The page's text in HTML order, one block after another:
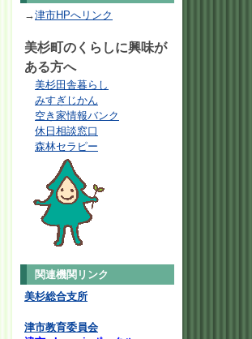
→津市HPへリンク
美杉町のくらしに興味が
ある方へ
美杉田舎暮らし
みすぎじかん
空き家情報バンク
休日相談窓口
森林セラピー
関連機関リンク
美杉総合支所
津市教育委員会